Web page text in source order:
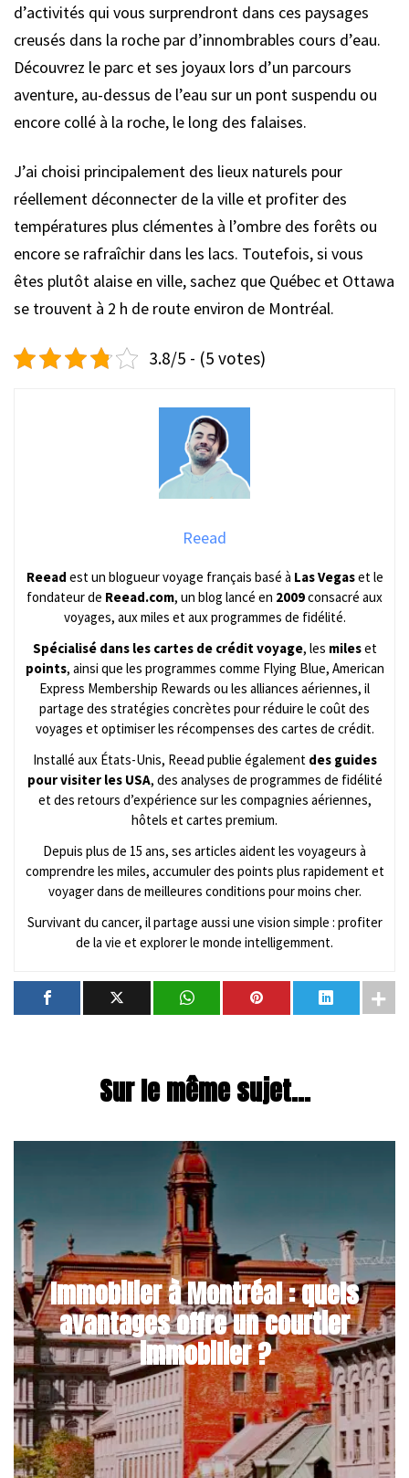
d’activités qui vous surprendront dans ces paysages
creusés dans la roche par d’innombrables cours d’eau.
Découvrez le parc et ses joyaux lors d’un parcours
aventure, au-dessus de l’eau sur un pont suspendu ou
encore collé à la roche, le long des falaises.
J’ai choisi principalement des lieux naturels pour
réellement déconnecter de la ville et profiter des
températures plus clémentes à l’ombre des forêts ou
encore se rafraîchir dans les lacs. Toutefois, si vous
êtes plutôt alaise en ville, sachez que Québec et Ottawa
se trouvent à 2 h de route environ de Montréal.
3.8/5 - (5 votes)
Reead
Reead est un blogueur voyage français basé à Las Vegaset le
fondateur de Reead.com, un blog lancé en 2009consacré aux
voyages, aux miles et aux programmes de fidélité.
Spécialisé dans les cartes de crédit voyage, les mileset
points, ainsi que les programmes comme Flying Blue, American
Express Membership Rewards ou les alliances aériennes, il
partage des stratégies concrètes pour réduire le coût des
voyages et optimiser les récompenses des cartes de crédit.
Installé aux États-Unis, Reead publie également des guides
pour visiter les USA, des analyses de programmes de fidélité
et des retours d’expérience sur les compagnies aériennes,
hôtels et cartes premium.
Depuis plus de 15 ans, ses articles aident les voyageurs à
comprendre les miles, accumuler des points plus rapidement et
voyager dans de meilleures conditions pour moins cher.
Survivant du cancer, il partage aussi une vision simple : profiter
de la vie et explorer le monde intelligemment.
Sur le même sujet...
Immobilier à Montréal : quels
avantages offre un courtier
immobilier ?